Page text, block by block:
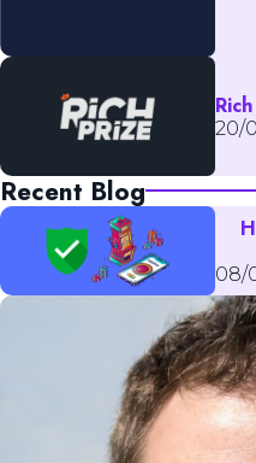
20/
Recent Blog
08/